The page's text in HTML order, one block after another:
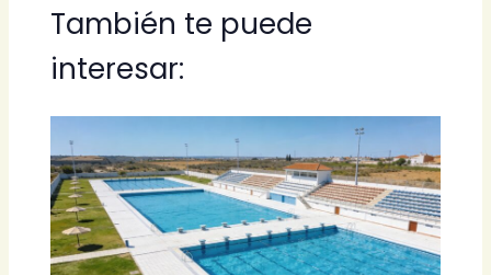
También te puede
interesar: